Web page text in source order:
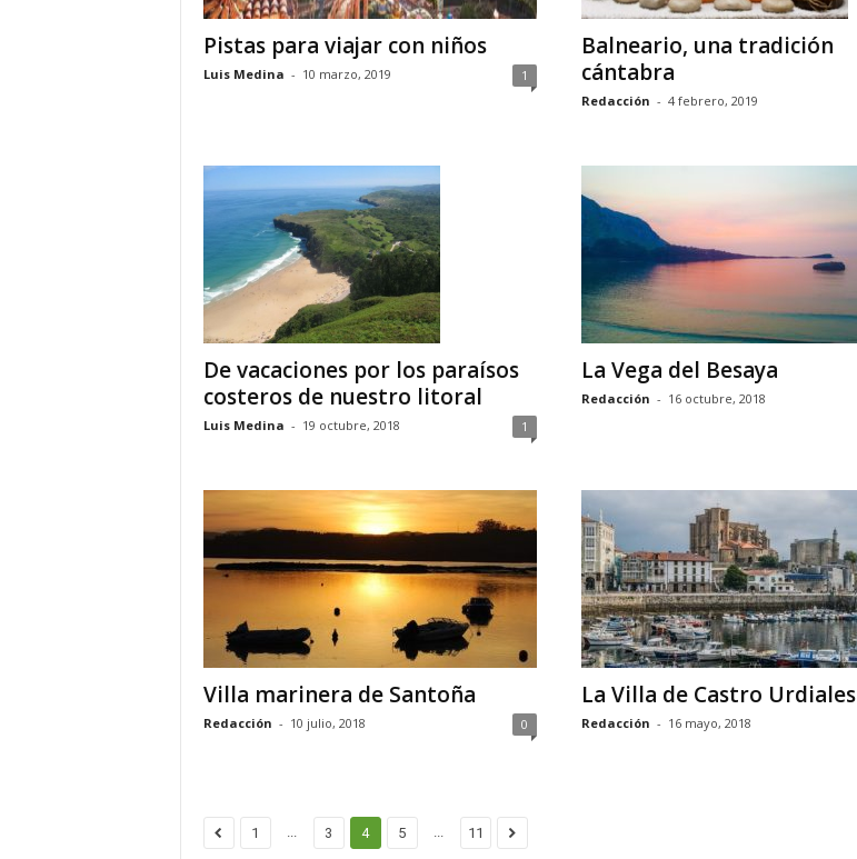
Pistas para viajar con niños
Luis Medina - 10 marzo, 2019 1
Balneario, una tradición
cántabra
Redacción - 4 febrero, 2019
De vacaciones por los paraísos
costeros de nuestro litoral
Luis Medina - 19 octubre, 2018 1
La Vega del Besaya
Redacción - 16 octubre, 2018
Villa marinera de Santoña
Redacción - 10 julio, 2018 0
La Villa de Castro Urdiales
Redacción - 16 mayo, 2018
1 ... 3 4 5 ... 11